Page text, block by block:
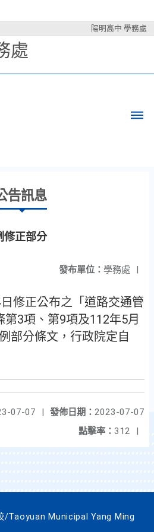
陽明高中 學務處
處
告訊息
修正部分
發布單位： 學務處 |
修正公布之「道路交通管
3項、第9項及112年5月
部分條文，行政院定自
發佈日期： 2023-07-07
07-07
|
點擊率： 312 |
/Taoyuan Municipal Yang Ming